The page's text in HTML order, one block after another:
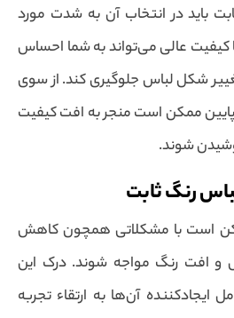
باید در انتخاب آن به شدت مورد
کیفیت عالی می‌تواند به شما احساس
شکل لباس جلوگیری کند. از سوی
ممکن است منجر به افت کیفیت
شوند.
رنگ ثابت
است با مشکلاتی همچون کاهش
افت رنگ مواجه شوند. درک این
آن‌ها به ارتقاء تجربه